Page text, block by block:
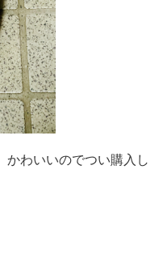
かわいいのでつい購入し